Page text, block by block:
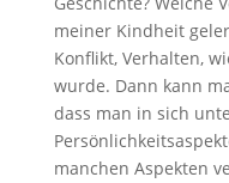
meiner Kindheit
Konflikt, Verhalten,
wurde. Dann kann
dass man in sich
manchen Aspekten